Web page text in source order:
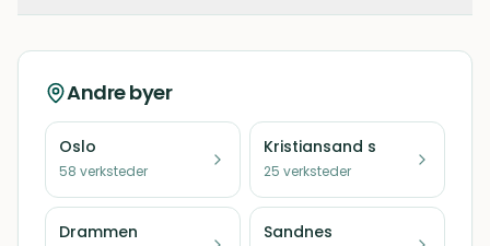
Andre byer
Oslo
58 verksteder
Kristiansand s
25 verksteder
Drammen Sandnes